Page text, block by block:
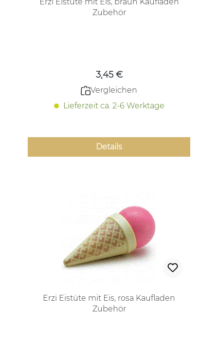
Zubehör
3,45 €
Vergleichen
Lieferzeit ca. 2-6 Werktage
Details
Erzi Eistüte mit Eis, rosa Kaufladen
Zubehör